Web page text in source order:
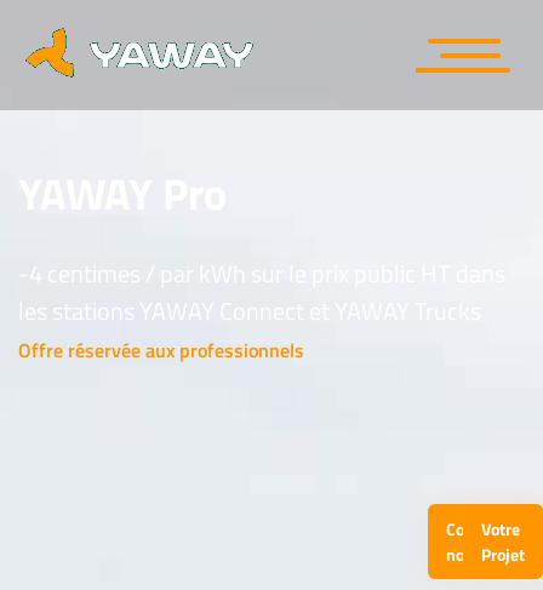
Contactez-
nous
Votre
Projet
-4 centimes / par kWh sur le prix public HT dans
les stations YAWAY Connect et YAWAY Trucks
Offre réservée aux professionnels